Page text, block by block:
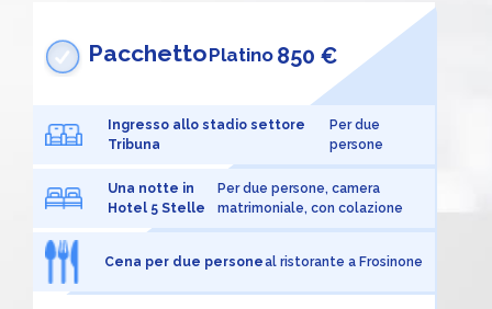
PacchettoPlatino 850 €
Ingresso allo stadio settore
Tribuna
Per due
persone
Una notte in
Hotel 5 Stelle
Per due persone, camera
matrimoniale, con colazione
Cena per due personeal ristorante a Frosinone